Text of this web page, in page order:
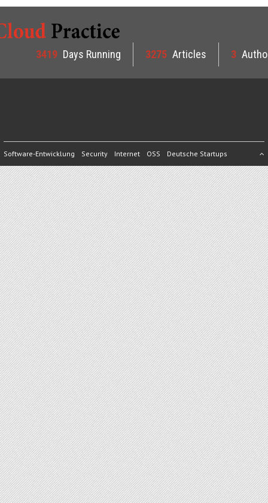
3419 Days Running 3275 Articles 3
Software-Entwicklung Security Internet OSS Deutsche Startups